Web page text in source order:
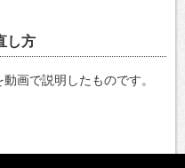
し方
画で説明したものです。